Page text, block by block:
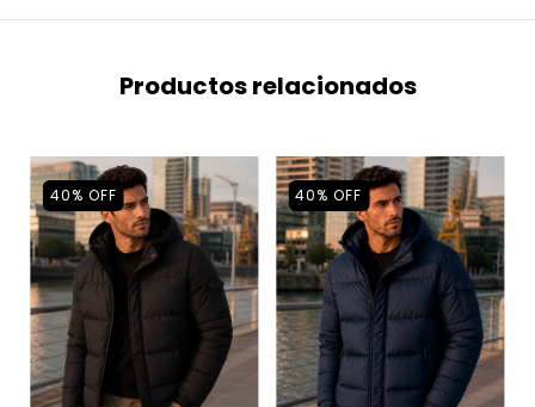
Productos relacionados
40% OFF 40%OFF